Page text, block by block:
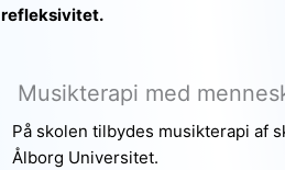
refleksivitet.
Musikterapi med
På skolen tilbydes musikterapi af
Ålborg Universitet.